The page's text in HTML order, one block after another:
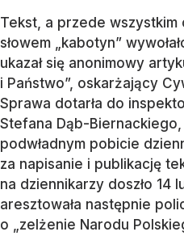
Tekst, a przede wszystkim
słowem „kabotyn”
ukazał się anonimowy
i Państwo”, oskarżający
Sprawa dotarła do
Stefana Dąb-
podwładnym pobicie
za napisanie i publikację
na dziennikarzy doszło 14
aresztowała następnie
o „zelżenie Narodu